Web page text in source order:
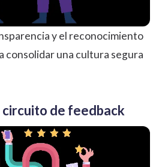
y el reconocimiento
consolidar una cultura segura
circuito de feedback